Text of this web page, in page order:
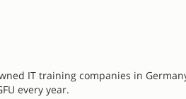
IT training companies in
every year.